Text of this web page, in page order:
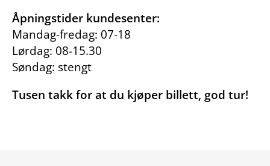
Åpningstider kundesenter:
Mandag-fredag: 07-18
Lørdag: 08-15.30
Søndag: stengt
Tusen takk for at du kjøper billett, god tur!